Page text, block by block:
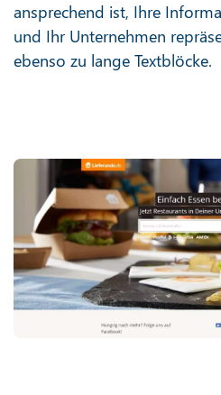
ansprechend ist, Ihre
und Ihr Unternehmen
ebenso zu lange Textblöcke.